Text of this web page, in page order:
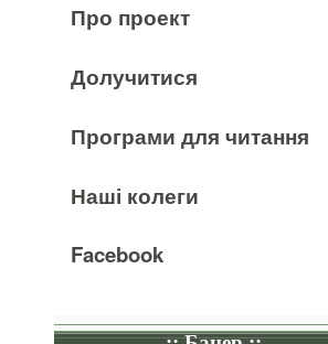
Про проект
Долучитися
Програми для читання
Наші колеги
Facebook